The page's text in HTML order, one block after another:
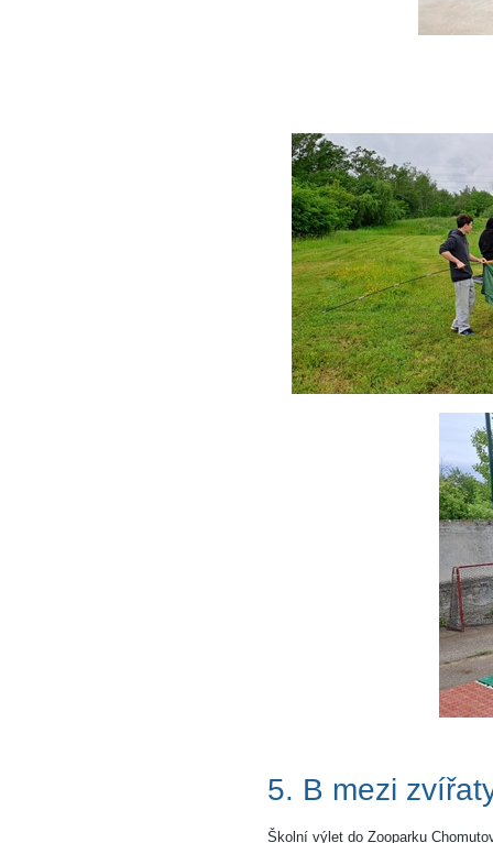
5. B mezi
Školní výlet do Zooparku